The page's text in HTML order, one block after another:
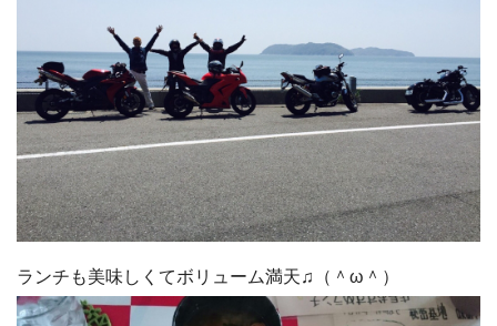
ランチも美味しくてボリューム満天♫（＾ω＾）